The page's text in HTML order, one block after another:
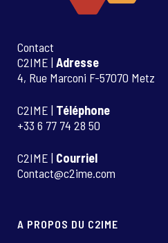
Contact
C2IME | Adresse
4, Rue Marconi F-57070 Metz
C2IME | Téléphone
+33 6 77 74 28 50
C2IME | Courriel
Contact@c2ime.com
A PROPOS DU C2IME